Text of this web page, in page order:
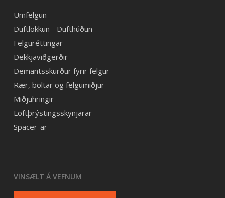
Umfelgun
Duftlökkun - Dufthúðun
Felguréttingar
Dekkjaviðgerðir
Demantsskurður fyrir felgur
Rær, boltar og felgumiðjur
Miðjuhringir
Loftþrýstingsskynjarar
Spacer-ar
VINSÆLT Á VEFNUM